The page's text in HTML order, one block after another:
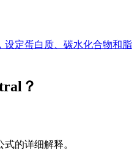
设定蛋白质、碳水化合物和脂
？
的详细解释。